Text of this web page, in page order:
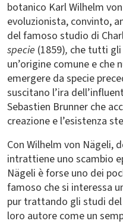
botanico Karl Wilhelm
evoluzionista, convinto,
del famoso studio di
specie (1859), che tutti gli
un’origine comune e che
emergere da specie
suscitano l’ira
Sebastien Brunner che
creazione e l’esistenza
Con Wilhelm von Nägeli,
intrattiene uno scambio
Nägeli è forse uno dei
famoso che si interessa
pur trattando gli studi
loro autore come un